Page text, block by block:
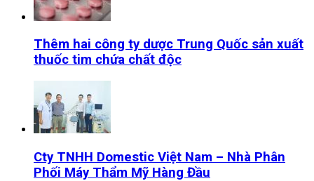
Thêm hai công ty dược Trung Quốc sản xuất
thuốc tim chứa chất độc
Cty TNHH Domestic Việt Nam – Nhà Phân
Phối Máy Thẩm Mỹ Hàng Đầu